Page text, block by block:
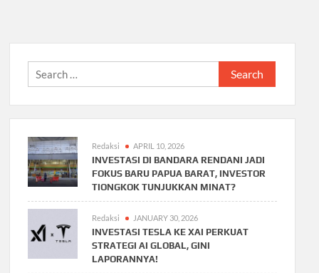
Search
for:
Redaksi APRIL 10, 2026
INVESTASI DI BANDARA RENDANI JADI
FOKUS BARU PAPUA BARAT, INVESTOR
TIONGKOK TUNJUKKAN MINAT?
Redaksi JANUARY 30, 2026
INVESTASI TESLA KE XAI PERKUAT
STRATEGI AI GLOBAL, GINI
LAPORANNYA!